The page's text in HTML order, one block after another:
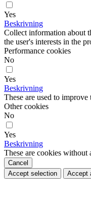
Yes
Beskrivning
Collect information about
the user's interests in the
Performance cookies
No
Yes
Beskrivning
These are used to
Other cookies
No
Yes
Beskrivning
These are cookies without
Cancel
Accept selection
Accept